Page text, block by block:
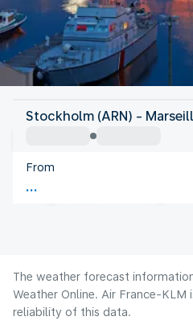
France
Marseille
France
Flight time
Stockholm (ARN) -
From
The weather forecast
Weather Online. Air France-
reliability of this data.